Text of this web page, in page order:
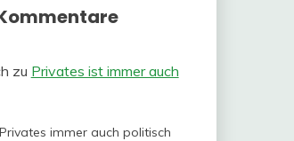
zu Privates ist immer auch
immer auch politisch